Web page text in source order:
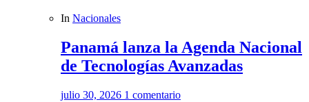
In Nacionales
Panamá lanza la Agenda Nacional
de Tecnologías Avanzadas
julio 30, 2026 1 comentario